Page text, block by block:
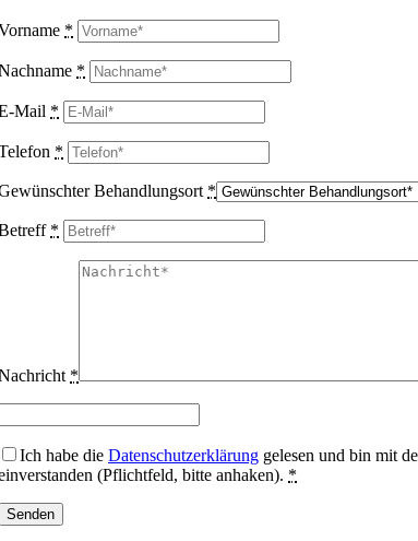
*
*
Mail *
*
Behandlungsort *
*
*
Ich habe die Datenschutzerklärung gelesen und bin mit
(Pflichtfeld, bitte anhaken). *